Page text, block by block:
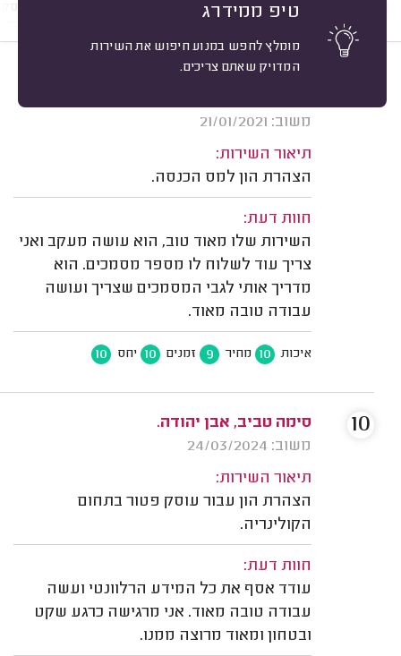
טיפ ממידרג
מומלץ לחפש במנוע חיפוש את השירות
המדויק שאתם צריכים.
שירותי הנהלת חשבונות סוג העסק
צביקה ורשבסקי, תל אביב.
משוב: 21/01/2021
תיאור השירות:
הצהרת הון למס הכנסה.
חוות דעת:
השירות שלו מאוד טוב, הוא עושה מעקב ואני
צריך עוד לשלוח לו מספר מסמכים. הוא
מדריך אותי לגבי המסמכים שצריך ועושה
עבודה טובה מאוד.
איכות 10 מחיר 9 זמנים 10 יחס 10
סימה טביב, אבן יהודה.
משוב: 24/03/2024
תיאור השירות:
הצהרת הון עבור עוסק פטור בתחום
הקולינריה.
חוות דעת:
עודד אסף את כל המידע הרלוונטי ועשה
עבודה טובה מאוד. אני מרגישה כרגע שקט
ובטחון ומאוד מרוצה ממנו.
10